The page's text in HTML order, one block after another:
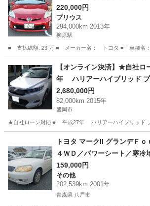
220,000円
プリウス
294,000km 2013年
柳原駅
■ 支払総額: 23 万 ■ メーカー名： トヨタ ■ 車種名
柳原駅 プリウス
【オンライン決済】★自社
年 ハリアーハイブリッド プ
スドパッケージ
2,680,000円
82,000km 2015年
盛岡市
★自社ローン対応★ 平成27年 ハリアーハイブリッド プ
トヨタ ハリアーハイブリッド
トヨタ マークII グランデＦ
４ＷＤ／パワーシート／寒冷
ヒーター／オートライト／純
キー／ＥＴＣ／オートエアコ
159,000円
その他
202,539km 2001年
青森県 八戸市